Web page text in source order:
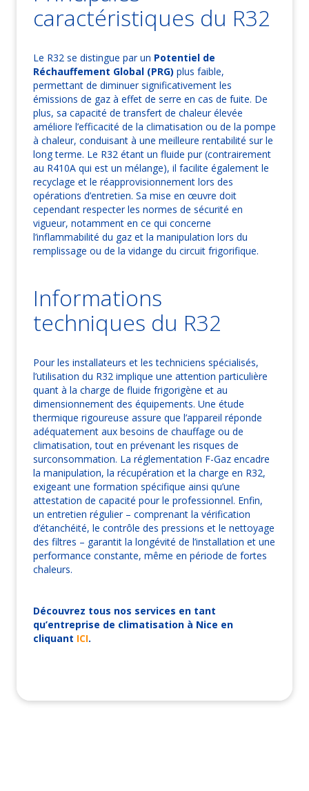
caractéristiques du R32
Le R32 se distingue par un Potentiel de
Réchauffement Global (PRG) plus faible,
permettant de diminuer significativement les
émissions de gaz à effet de serre en cas de fuite. De
plus, sa capacité de transfert de chaleur élevée
améliore l’efficacité de la climatisation ou de la pompe
à chaleur, conduisant à une meilleure rentabilité sur le
long terme. Le R32 étant un fluide pur (contrairement
au R410A qui est un mélange), il facilite également le
recyclage et le réapprovisionnement lors des
opérations d’entretien. Sa mise en œuvre doit
cependant respecter les normes de sécurité en
vigueur, notamment en ce qui concerne
l’inflammabilité du gaz et la manipulation lors du
remplissage ou de la vidange du circuit frigorifique.
Informations
techniques du R32
Pour les installateurs et les techniciens spécialisés,
l’utilisation du R32 implique une attention particulière
quant à la charge de fluide frigorigène et au
dimensionnement des équipements. Une étude
thermique rigoureuse assure que l’appareil réponde
adéquatement aux besoins de chauffage ou de
climatisation, tout en prévenant les risques de
surconsommation. La réglementation F-Gaz encadre
la manipulation, la récupération et la charge en R32,
exigeant une formation spécifique ainsi qu’une
attestation de capacité pour le professionnel. Enfin,
un entretien régulier – comprenant la vérification
d’étanchéité, le contrôle des pressions et le nettoyage
des filtres – garantit la longévité de l’installation et une
performance constante, même en période de fortes
chaleurs.
Découvrez tous nos services en tant
qu’entreprise de climatisation à Nice en
cliquant ICI.